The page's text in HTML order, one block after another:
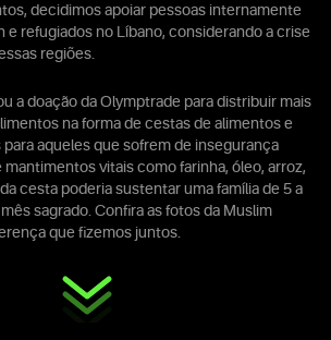
decidimos apoiar pessoas internamente
e refugiados no Líbano, considerando a crise
regiões.
a doação da Olymptrade para distribuir mais
na forma de cestas de alimentos e
aqueles que sofrem de insegurança
mantimentos vitais como farinha, óleo, arroz,
cesta poderia sustentar uma família de 5 a
sagrado. Confira as fotos da Muslim
que fizemos juntos.